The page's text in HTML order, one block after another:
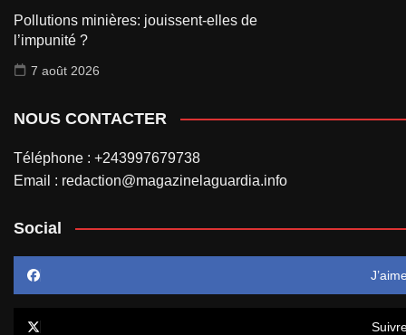
Pollutions minières: jouissent-elles de
l’impunité ?
7 août 2026
NOUS CONTACTER
Téléphone : +243997679738
Email : redaction@magazinelaguardia.info
Social